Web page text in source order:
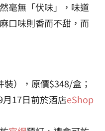
毫無「伏味」，味道
口味則香而不甜，而
裝），原價$348/盒；
17日前於酒店eShop